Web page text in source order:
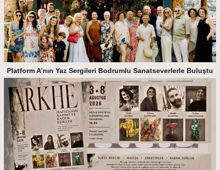
Platform A’nın Yaz Sergileri Bodrumlu Sanatseverlerle Buluştu